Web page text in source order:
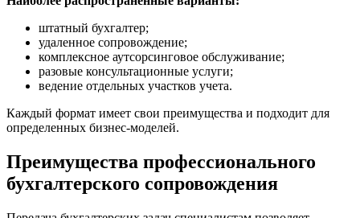
штатный бухгалтер;
удаленное сопровождение;
комплексное аутсорсинговое обслуживание;
разовые консультационные услуги;
ведение отдельных участков учета.
Каждый формат имеет свои преимущества и подходит для
определенных бизнес-моделей.
Преимущества профессионального
бухгалтерского сопровождения